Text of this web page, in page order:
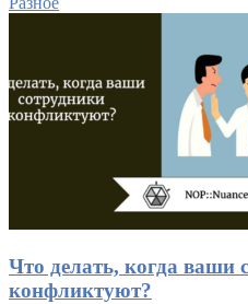
Что делать, когда ваши
конфликтуют?